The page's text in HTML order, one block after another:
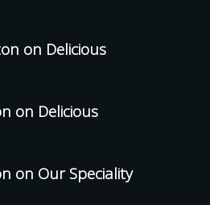
on Delicious
on Delicious
on Our Speciality